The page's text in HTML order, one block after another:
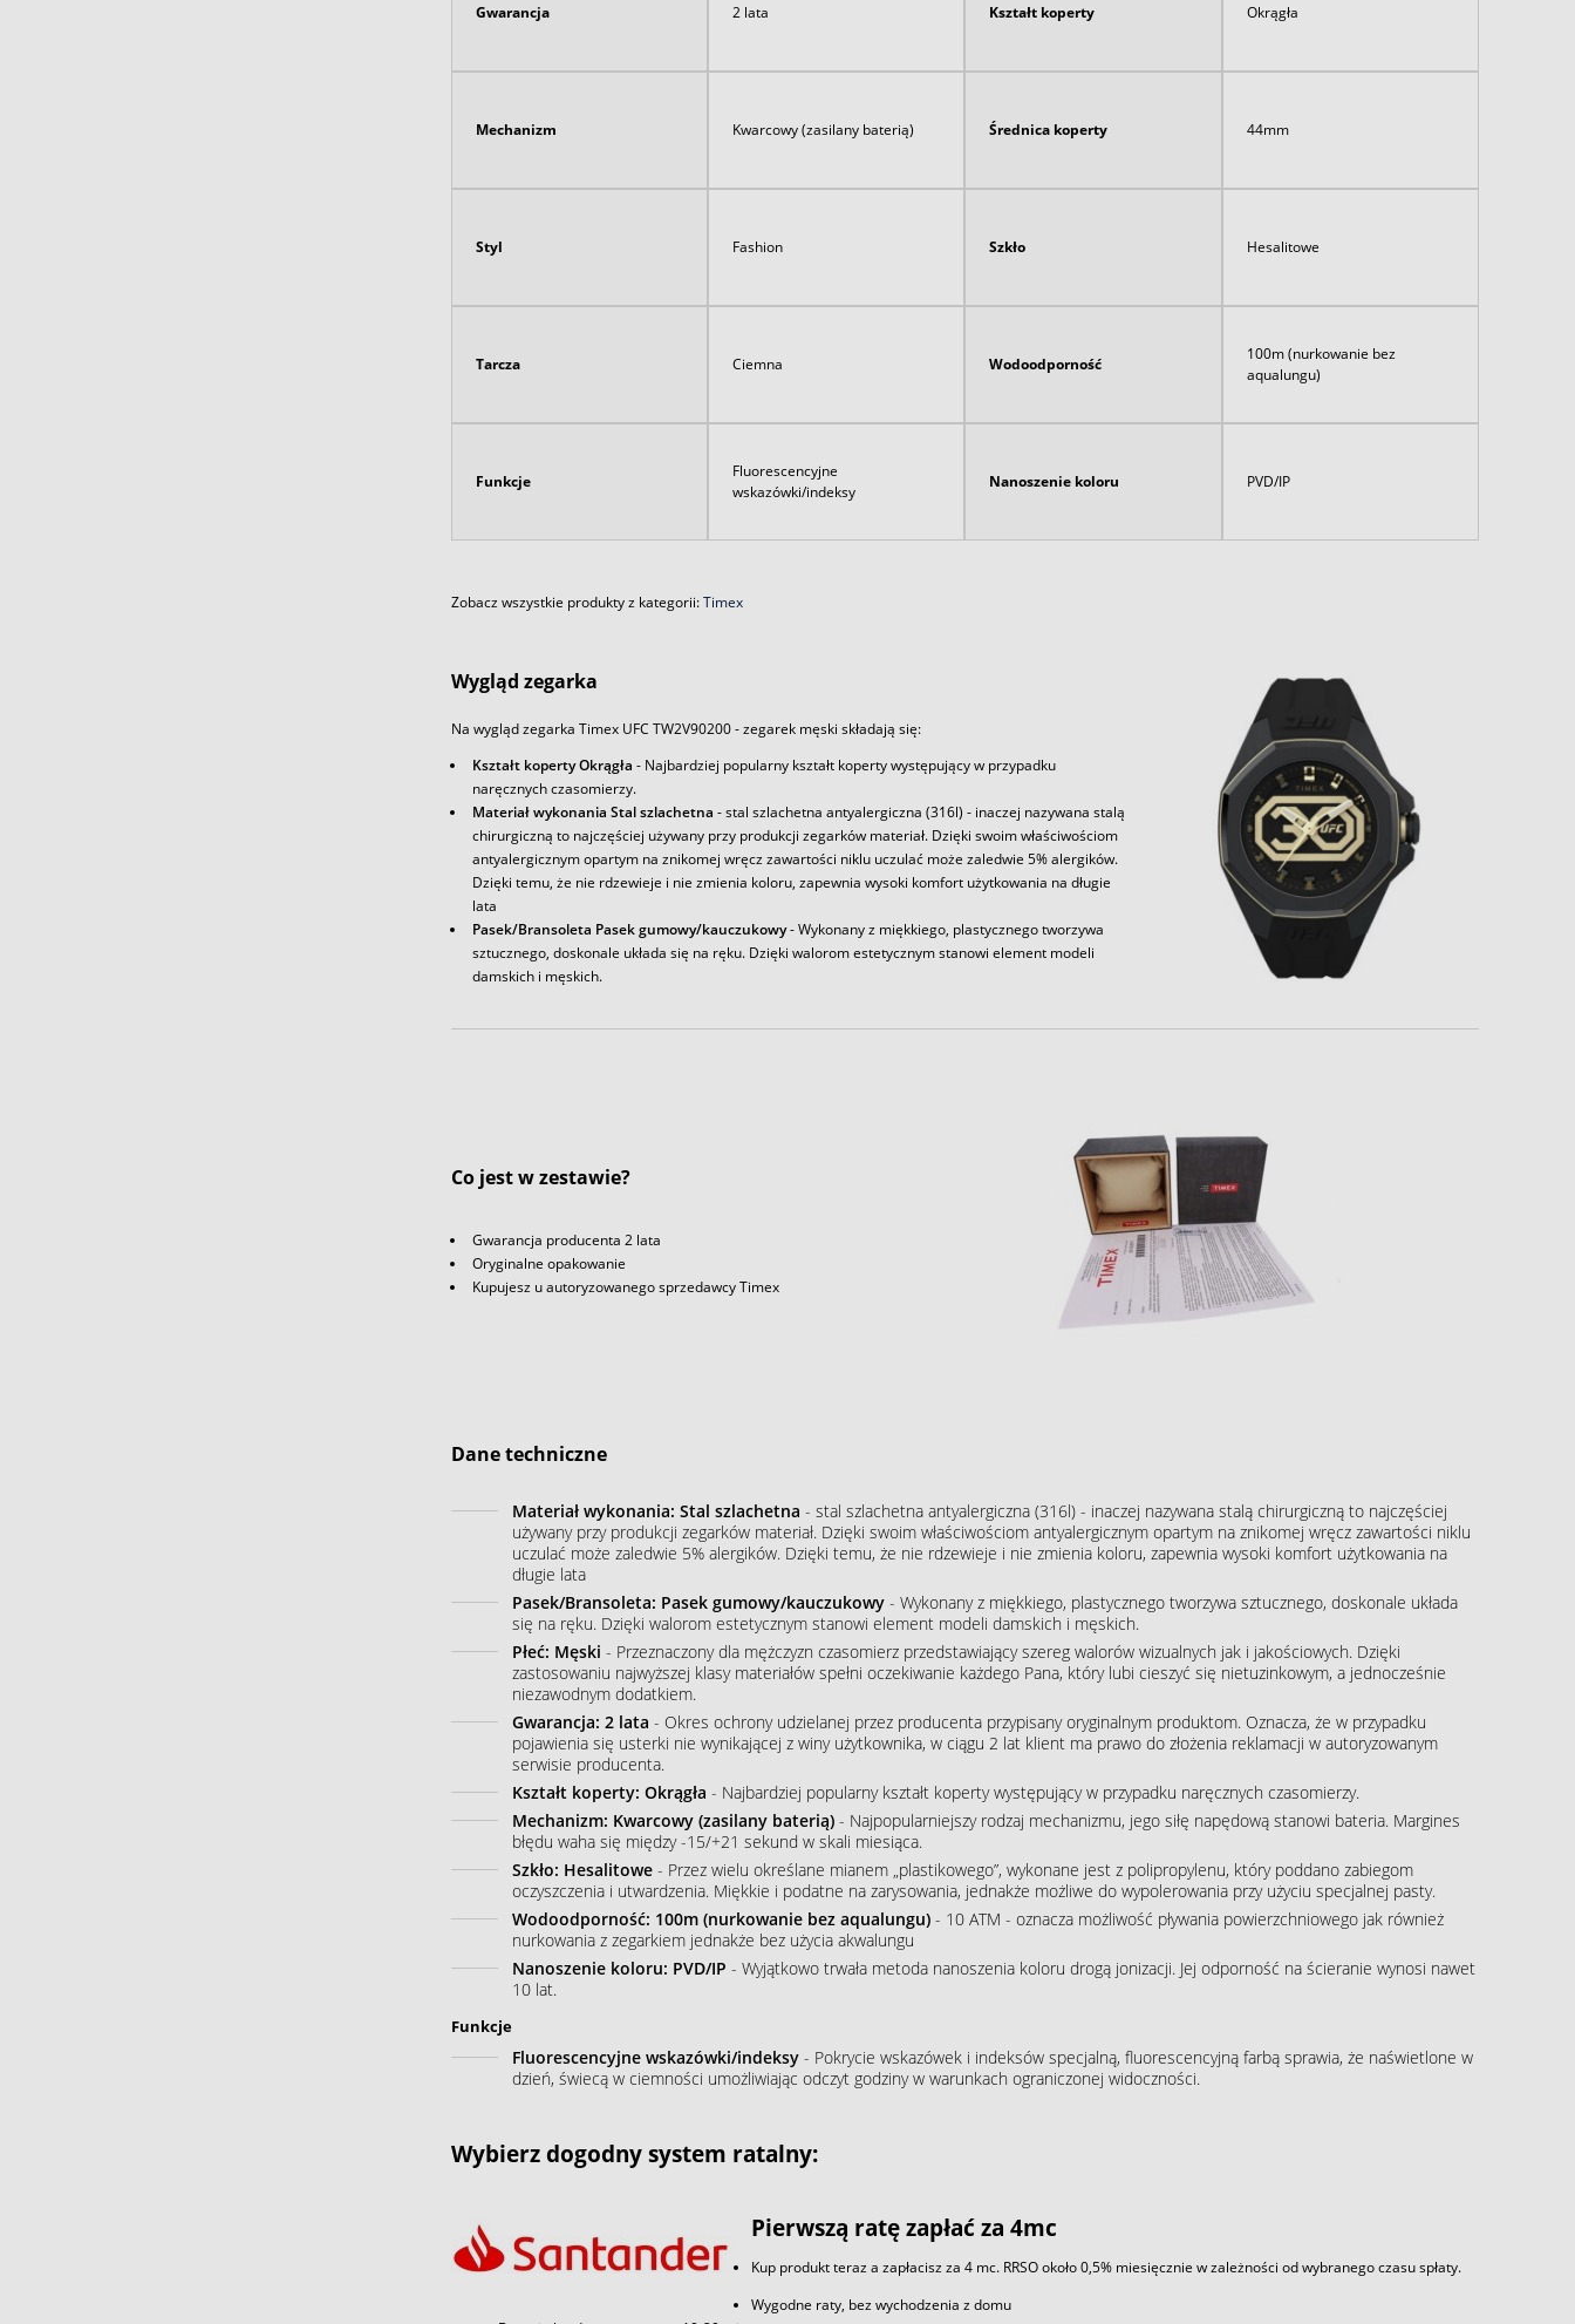
Gwarancja 2 lata Kształt koperty Okrągła
Mechanizm Kwarcowy (zasilany baterią) Średnica koperty 44mm
Styl Fashion Szkło Hesalitowe
Tarcza Ciemna Wodoodporność
100m (nurkowanie bez
aqualungu)
Funkcje
Fluorescencyjne
wskazówki/indeksy
Nanoszenie koloru PVD/IP
Zobacz wszystkie produkty z kategorii:Timex
Wygląd zegarka
Na wygląd zegarka Timex UFC TW2V90200 - zegarek męski składają się:
Kształt koperty Okrągła - Najbardziej popularny kształt koperty występujący w przypadku
naręcznych czasomierzy.
Materiał wykonania Stal szlachetna - stal szlachetna antyalergiczna (316l) - inaczej nazywana stalą
chirurgiczną to najczęściej używany przy produkcji zegarków materiał. Dzięki swoim właściwościom
antyalergicznym opartym na znikomej wręcz zawartości niklu uczulać może zaledwie 5% alergików.
Dzięki temu, że nie rdzewieje i nie zmienia koloru, zapewnia wysoki komfort użytkowania na długie
lata
Pasek/Bransoleta Pasek gumowy/kauczukowy- Wykonany z miękkiego, plastycznego tworzywa
sztucznego, doskonale układa się na ręku. Dzięki walorom estetycznym stanowi element modeli
damskich i męskich.
Co jest w zestawie?
Gwarancja producenta 2 lata
Oryginalne opakowanie
Kupujesz u autoryzowanego sprzedawcy Timex
Dane techniczne
Materiał wykonania: Stal szlachetna - stal szlachetna antyalergiczna (316l) - inaczej nazywana stalą chirurgiczną to najczęściej
używany przy produkcji zegarków materiał. Dzięki swoim właściwościom antyalergicznym opartym na znikomej wręcz zawartości niklu
uczulać może zaledwie 5% alergików. Dzięki temu, że nie rdzewieje i nie zmienia koloru, zapewnia wysoki komfort użytkowania na
długie lata
Pasek/Bransoleta: Pasek gumowy/kauczukowy- Wykonany z miękkiego, plastycznego tworzywa sztucznego, doskonale układa
się na ręku. Dzięki walorom estetycznym stanowi element modeli damskich i męskich.
Płeć: Męski - Przeznaczony dla mężczyzn czasomierz przedstawiający szereg walorów wizualnych jak i jakościowych. Dzięki
zastosowaniu najwyższej klasy materiałów spełni oczekiwanie każdego Pana, który lubi cieszyć się nietuzinkowym, a jednocześnie
niezawodnym dodatkiem.
Gwarancja: 2 lata - Okres ochrony udzielanej przez producenta przypisany oryginalnym produktom. Oznacza, że w przypadku
pojawienia się usterki nie wynikającej z winy użytkownika, w ciągu 2 lat klient ma prawo do złożenia reklamacji w autoryzowanym
serwisie producenta.
Kształt koperty: Okrągła - Najbardziej popularny kształt koperty występujący w przypadku naręcznych czasomierzy.
Mechanizm: Kwarcowy (zasilany baterią)- Najpopularniejszy rodzaj mechanizmu, jego siłę napędową stanowi bateria. Margines
błędu waha się między -15/+21 sekund w skali miesiąca.
Szkło: Hesalitowe- Przez wielu określane mianem „plastikowego”, wykonane jest z polipropylenu, który poddano zabiegom
oczyszczenia i utwardzenia. Miękkie i podatne na zarysowania, jednakże możliwe do wypolerowania przy użyciu specjalnej pasty.
Wodoodporność: 100m (nurkowanie bez aqualungu)- 10 ATM - oznacza możliwość pływania powierzchniowego jak również
nurkowania z zegarkiem jednakże bez użycia akwalungu
Nanoszenie koloru: PVD/IP - Wyjątkowo trwała metoda nanoszenia koloru drogą jonizacji. Jej odporność na ścieranie wynosi nawet
10 lat.
Funkcje
Fluorescencyjne wskazówki/indeksy- Pokrycie wskazówek i indeksów specjalną, fluorescencyjną farbą sprawia, że naświetlone w
dzień, świecą w ciemności umożliwiając odczyt godziny w warunkach ograniczonej widoczności.
Wybierz dogodny system ratalny:
Pierwszą ratę zapłać za 4mc
Kup produkt teraz a zapłacisz za 4 mc. RRSO około 0,5% miesięcznie w zależności od wybranego czasu spłaty.
Wygodne raty, bez wychodzenia z domu